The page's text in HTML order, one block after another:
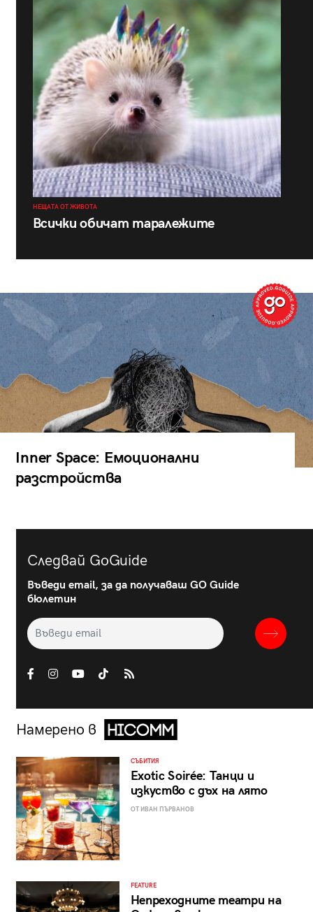
НЕЩАТА ОТ ЖИВОТА
Всички обичат таралежите
Inner Space: Емоционални
разстройства
Следвай GoGuide
Въведи email, за да получаваш GO Guide
бюлетин
Намерено в
СЪБИТИЯ
Exotic Soirée: Танци и
изкуство с дъх на лято
ОТ ИВАН ПЪРВАНОВ
FEATURE
Непреходните театри на